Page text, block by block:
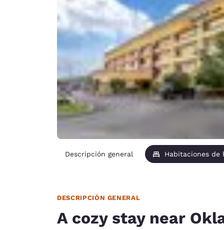
Spain
English
Ireland
English
United
English
Asia-Pacífico
Descripción general Habitaciones de
DESCRIPCIÓN GENERAL
A cozy stay near